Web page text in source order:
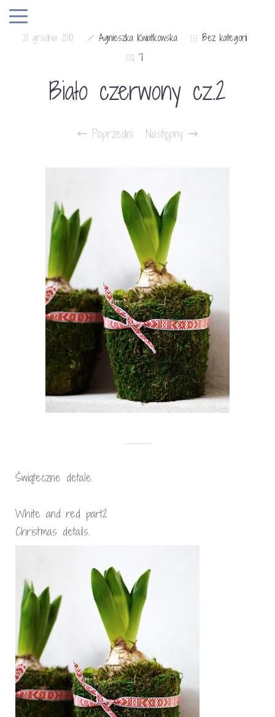
21 grudnia 2010 Agnieszka Kwiatkowska
Bez kategorii
7
Biało czerwony cz.2
Poprzedni Następny
Świąteczne detale.
White and red part2
Christmas details.